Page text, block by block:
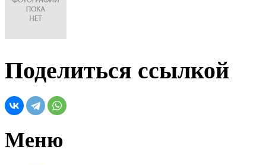
Поделиться ссылкой
Меню